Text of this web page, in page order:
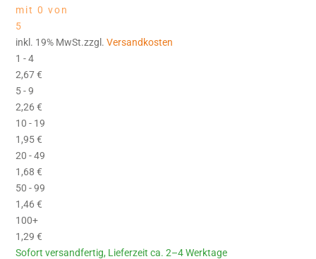
mit 0 von
5
inkl. 19% MwSt.zzgl.Versandkosten
1 - 4
2,67€
5 - 9
2,26€
10 - 19
1,95€
20 - 49
1,68€
50 - 99
1,46€
100+
1,29€
Sofort versandfertig, Lieferzeit ca. 2–4 Werktage